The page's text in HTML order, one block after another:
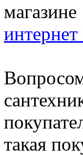
интернет
такая